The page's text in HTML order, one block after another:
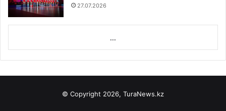
27.07.2026
...
© Copyright 2026, TuraNews.kz